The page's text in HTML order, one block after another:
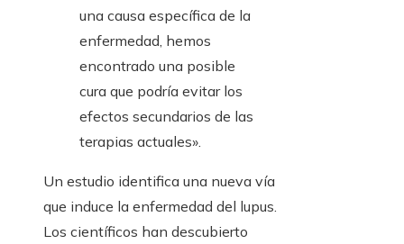
una causa específica de la
enfermedad, hemos
encontrado una posible
cura que podría evitar los
efectos secundarios de las
terapias actuales».
Un estudio identifica una nueva vía
que induce la enfermedad del lupus.
Los científicos han descubierto